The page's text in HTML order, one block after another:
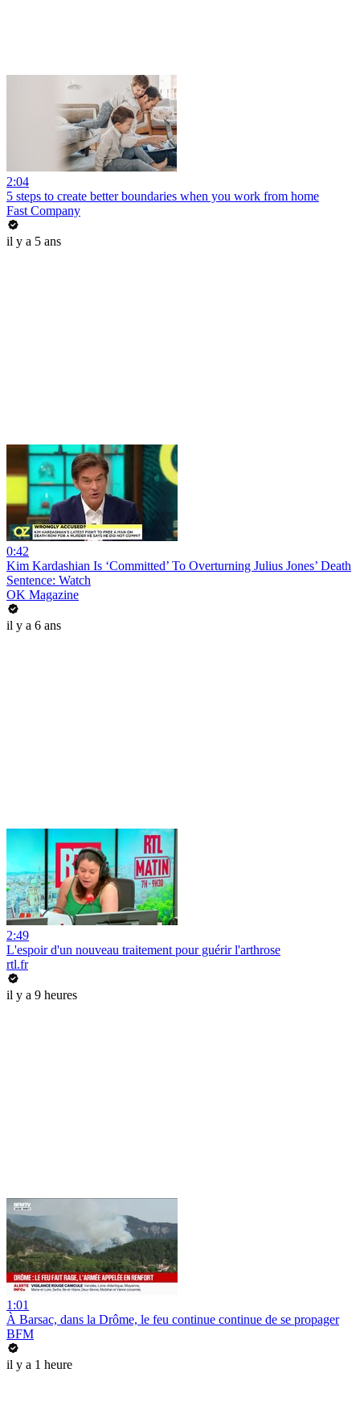
2:04
5 steps to create better boundaries when you work from home
Fast Company
il y a 5 ans
0:42
Kim Kardashian Is ‘Committed’ To Overturning Julius Jones’ Death
Sentence: Watch
OK Magazine
il y a 6 ans
2:49
L'espoir d'un nouveau traitement pour guérir l'arthrose
rtl.fr
il y a 9 heures
1:01
À Barsac, dans la Drôme, le feu continue continue de se propager
BFM
il y a 1 heure